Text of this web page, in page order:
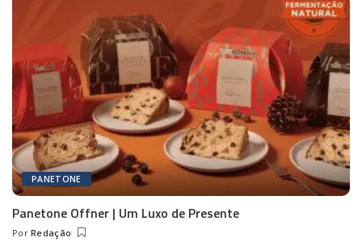
PANETONE
Panetone Offner | Um Luxo de Presente
Posted
Por Redação